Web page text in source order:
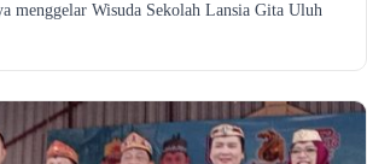
menggelar Wisuda Sekolah Lansia Gita Uluh